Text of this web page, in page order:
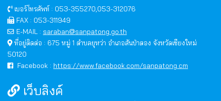
เบอร์โทรศัพท์ : 053-355270,053-312076
FAX : 053-311949
E-MAIL : saraban@sanpatong.go.th
ที่อยู่ติดต่อ : 675 หมู่ 1 ตำบลยุหว่า อำเภอสันป่าตอง จังหวัดเชียงใหม่
50120
Facebook : https://www.facebook.com/sanpatong.cm
เว็บลิงค์